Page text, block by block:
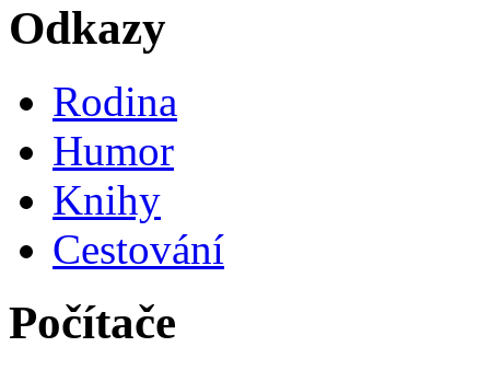
Odkazy
Rodina
Humor
Knihy
Cestování
Počítače